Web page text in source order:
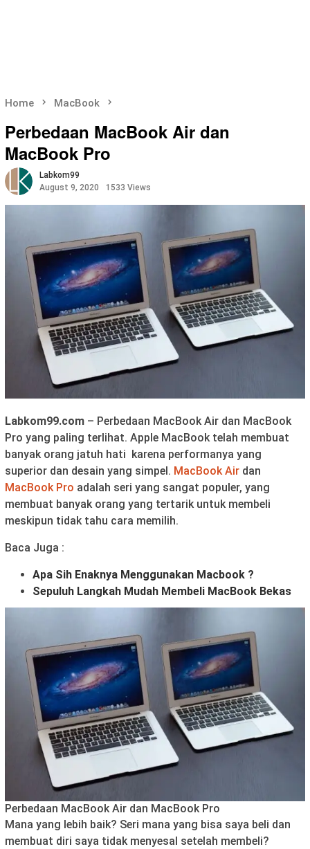
Home MacBook
Perbedaan MacBook Air dan
MacBook Pro
Labkom99
August 9, 2020
1533 Views
Labkom99.com – Perbedaan MacBook Air dan MacBook
Pro yang paling terlihat. Apple MacBook telah membuat
banyak orang jatuh hati karena performanya yang
superior dan desain yang simpel. MacBook Air dan
MacBook Pro adalah seri yang sangat populer, yang
membuat banyak orang yang tertarik untuk membeli
meskipun tidak tahu cara memilih.
Baca Juga :
Apa Sih Enaknya Menggunakan Macbook ?
Sepuluh Langkah Mudah Membeli MacBook Bekas
Perbedaan MacBook Air dan MacBook Pro
Mana yang lebih baik? Seri mana yang bisa saya beli dan
membuat diri saya tidak menyesal setelah membeli?